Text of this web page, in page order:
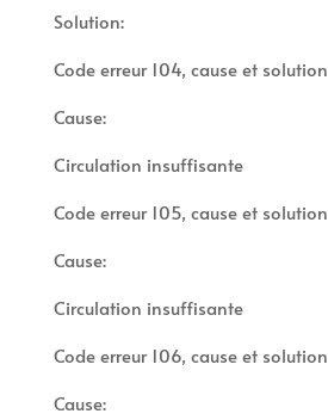
Solution:
Code erreur 104, cause et solution
Cause:
Circulation insuffisante
Code erreur 105, cause et solution
Cause:
Circulation insuffisante
Code erreur 106, cause et solution
Cause: